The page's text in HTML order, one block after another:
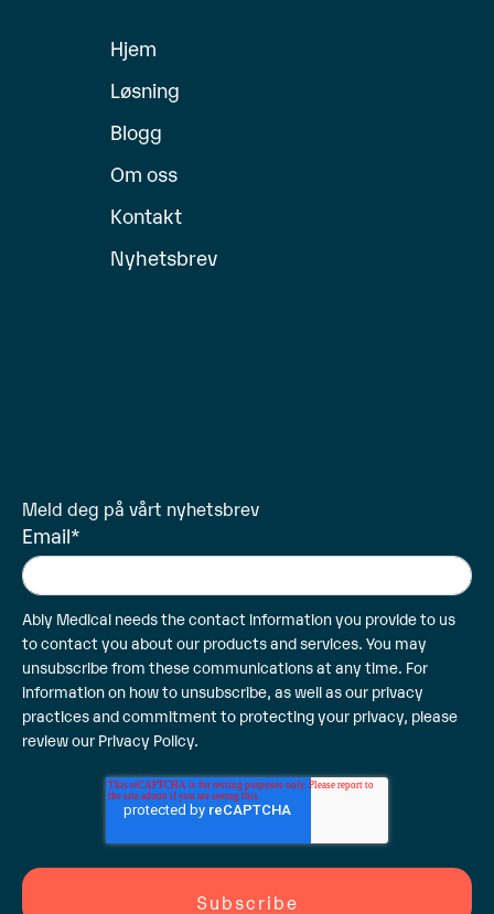
Hjem
Løsning
Blogg
Om oss
Kontakt
Nyhetsbrev
Meld deg på vårt nyhetsbrev
Email*
Ably Medical needs the contact information you provide to us
to contact you about our products and services. You may
unsubscribe from these communications at any time. For
information on how to unsubscribe, as well as our privacy
practices and commitment to protecting your privacy, please
review our Privacy Policy.